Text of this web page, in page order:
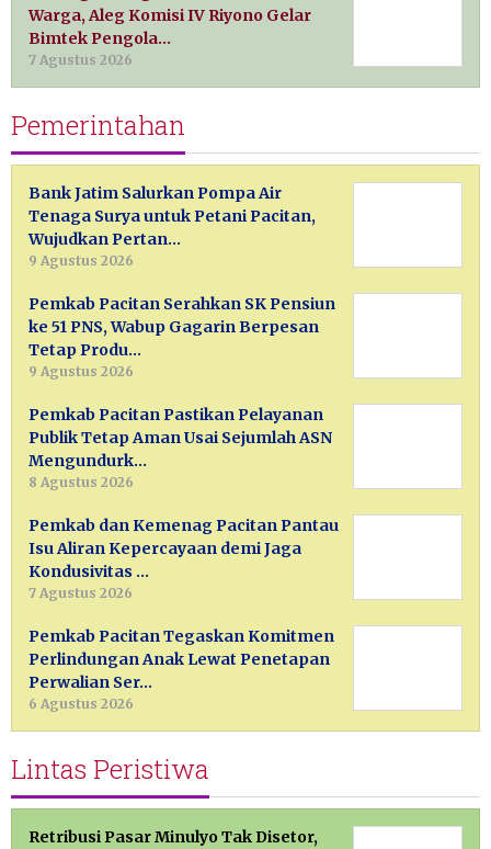
Warga, Aleg Komisi IV Riyono Gelar
Bimtek Pengola…
7 Agustus 2026
Pemerintahan
Bank Jatim Salurkan Pompa Air
Tenaga Surya untuk Petani Pacitan,
Wujudkan Pertan…
9 Agustus 2026
Pemkab Pacitan Serahkan SK Pensiun
ke 51 PNS, Wabup Gagarin Berpesan
Tetap Produ…
9 Agustus 2026
Pemkab Pacitan Pastikan Pelayanan
Publik Tetap Aman Usai Sejumlah ASN
Mengundurk…
8 Agustus 2026
Pemkab dan Kemenag Pacitan Pantau
Isu Aliran Kepercayaan demi Jaga
Kondusivitas …
7 Agustus 2026
Pemkab Pacitan Tegaskan Komitmen
Perlindungan Anak Lewat Penetapan
Perwalian Ser…
6 Agustus 2026
Lintas Peristiwa
Retribusi Pasar Minulyo Tak Disetor,